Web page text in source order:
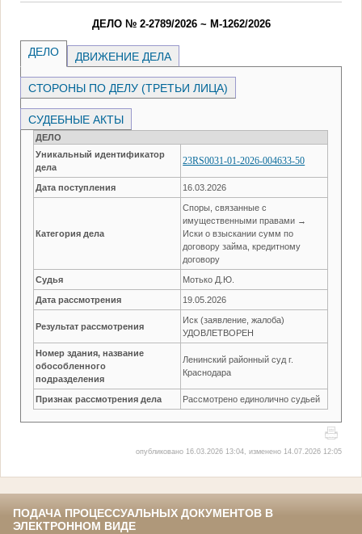
ДЕЛО № 2-2789/2026 ~ М-1262/2026
ДЕЛО ДВИЖЕНИЕ ДЕЛА
СТОРОНЫ ПО ДЕЛУ (ТРЕТЬИ ЛИЦА)
СУДЕБНЫЕ АКТЫ
ДЕЛО
Уникальный идентификатор
дела
23RS0031-01-2026-004633-50
Дата поступления 16.03.2026
Категория дела
Споры, связанные с
имущественными правами →
Иски о взыскании сумм по
договору займа, кредитному
договору
Судья Мотько Д.Ю.
Дата рассмотрения 19.05.2026
Результат рассмотрения
Иск (заявление, жалоба)
УДОВЛЕТВОРЕН
Номер здания, название
обособленного
подразделения
Ленинский районный суд г.
Краснодара
Признак рассмотрения дела Рассмотрено единолично судьей
опубликовано 16.03.2026 13:04, изменено 14.07.2026 12:05
ПОДАЧА ПРОЦЕССУАЛЬНЫХ ДОКУМЕНТОВ В
ЭЛЕКТРОННОМ ВИДЕ